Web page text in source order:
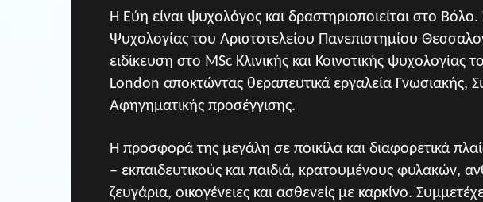
Η Εύη είναι ψυχολόγος και δραστηριοποιείται στο
Ψυχολογίας του Αριστοτελείου Πανεπιστημίου
ειδίκευση στο MSc Κλινικής και Κοινοτικής
London αποκτώντας θεραπευτικά εργαλεία Γνωσιακής,
Αφηγηματικής προσέγγισης.
Η προσφορά της μεγάλη σε ποικίλα και διαφορετικά
– εκπαιδευτικούς και παιδιά, κρατουμένους φυλακών,
ζευγάρια, οικογένειες και ασθενείς με καρκίνο.